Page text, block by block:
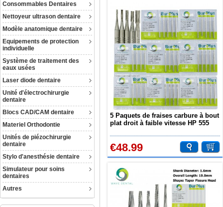
Consommables Dentaires
Nettoyeur ultrason dentaire
Modèle anatomique dentaire
Equipements de protection
individuelle
Système de traitement des
eaux usées
Laser diode dentaire
Unité d'électrochirurgie
dentaire
Blocs CAD/CAM dentaire
Materiel Orthodontie
Unités de piézochirurgie
dentaire
Stylo d'anesthésie dentaire
Simulateur pour soins
dentaires
Autres
5 Paquets de fraises carbure à bout
plat droit à faible vitesse HP 555
€48.99